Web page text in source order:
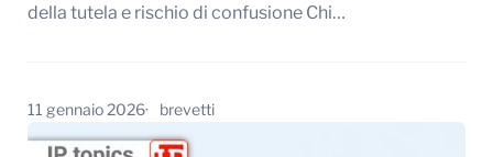
della tutela e rischio di confusione Chi…
11 gennaio 2026 brevetti